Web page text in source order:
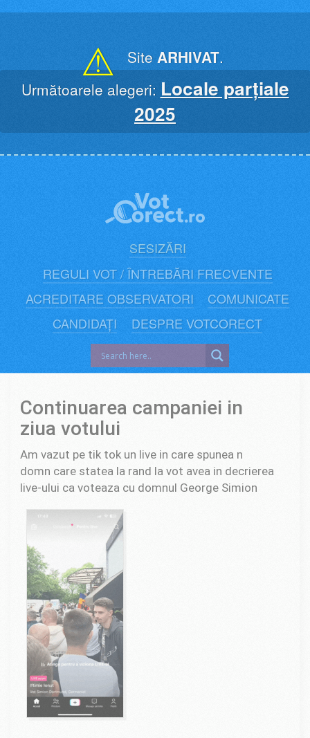
⚠ Site ARHIVAT.
Următoarele alegeri: Locale parțiale
2025
SESIZĂRI
REGULI VOT / ÎNTREBĂRI FRECVENTE
ACREDITARE OBSERVATORI
COMUNICATE
CANDIDAȚI
DESPRE VOTCORECT
Continuarea campaniei in
ziua votului
Am vazut pe tik tok un live in care spunea n
domn care statea la rand la vot avea in decrierea
live-ului ca voteaza cu domnul George Simion